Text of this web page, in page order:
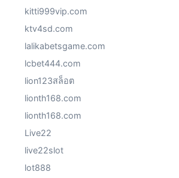
kitti999vip.com
ktv4sd.com
lalikabetsgame.com
lcbet444.com
lion123สล็อต
lionth168.com
lionth168.com
Live22
live22slot
lot888